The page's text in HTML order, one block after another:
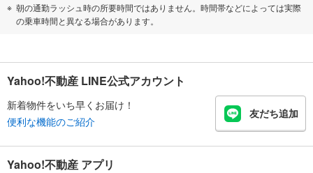
朝の通勤ラッシュ時の所要時間ではありません。時間帯などによっては実際
の乗車時間と異なる場合があります。
Yahoo!不動産 LINE公式アカウント
新着物件をいち早くお届け！
便利な機能のご紹介
友だち追加
Yahoo!不動産 アプリ